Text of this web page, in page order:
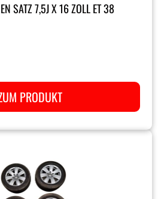
SATZ 7,5J X 16 ZOLL ET 38
PRODUKT